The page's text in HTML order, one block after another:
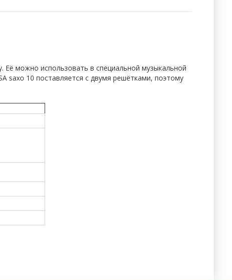
Её можно использовать в специальной музыкальной
saxo 10 поставляется с двумя решётками, поэтому